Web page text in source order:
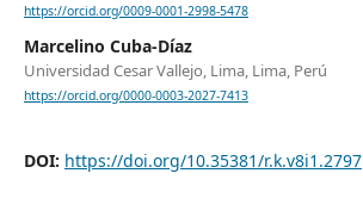
https://orcid.org/0009-0001-2998-5478
Marcelino Cuba-Díaz
Universidad Cesar Vallejo, Lima, Lima, Perú
https://orcid.org/0000-0003-2027-7413
DOI: https://doi.org/10.35381/r.k.v8i1.2797